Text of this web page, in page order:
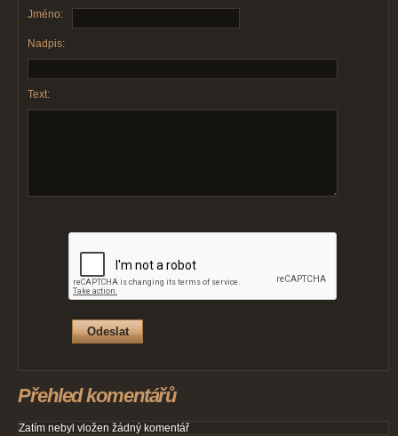
Jméno:
Nadpis:
Text:
Přehled komentářů
Zatím nebyl vložen žádný komentář